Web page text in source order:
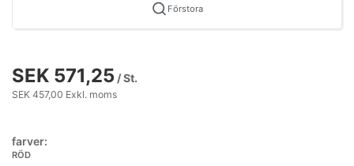
Förstora
SEK 571,25 / St.
SEK 457,00 Exkl. moms
farver:
RÖD